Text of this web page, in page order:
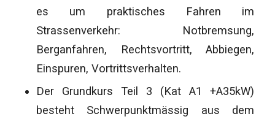
es um praktisches Fahren im
Strassenverkehr: Notbremsung,
Berganfahren, Rechtsvortritt, Abbiegen,
Einspuren, Vortrittsverhalten.
Der Grundkurs Teil 3 (Kat A1 +A35kW)
besteht Schwerpunktmässig aus dem